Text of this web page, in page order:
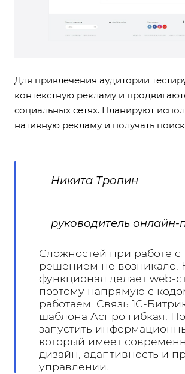
Для привлечения аудитории
контекстную рекламу и
социальных сетях. Планируют
нативную рекламу и получать
Никита Тропин
руководитель онлайн-
Сложностей при работе с
решением не возникало.
функционал делает web-
поэтому напрямую с
работаем. Связь 1С-
шаблона Аспро гибкая.
запустить
который имеет
дизайн, адаптивность и
управлении.